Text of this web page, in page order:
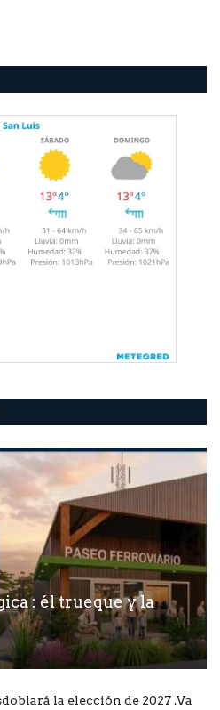
: él trueque y la
la elección de 2027 .Va